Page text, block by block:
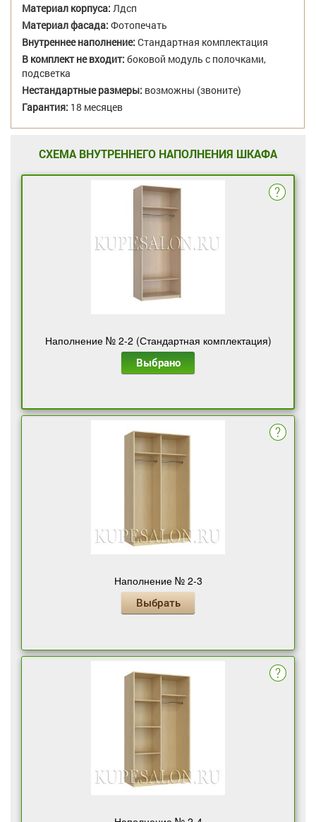
Материал корпуса: Лдсп
Материал фасада: Фотопечать
Внутреннее наполнение: Стандартная комплектация
В комплект не входит: боковой модуль с полочками,
подсветка
Нестандартные размеры: возможны (звоните)
Гарантия: 18 месяцев
СХЕМА ВНУТРЕННЕГО НАПОЛНЕНИЯ ШКАФА
Наполнение № 2-2 (Стандартная комплектация)
Выбрано
Наполнение № 2-3
Выбрать